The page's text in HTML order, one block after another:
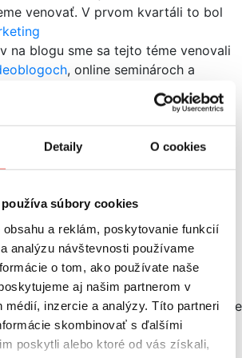
Detaily O cookies
súbory cookies
obsahu a reklám, poskytovanie funkcií
analýzu návštevnosti používame
o tom, ako používate naše
aj našim partnerom v
médií, inzercie a analýzy. Títo partneri
skombinovať s ďalšími
poskytli alebo ktoré od vás získali,
venovať. V prvom kvartáli to bol
na blogu sme sa tejto téme venovali
, online seminároch a
prednášali aj na viacerých
a školeniach
mal aj ebook, v ktorom sme zhrnuli
uzavreli tak celý kvartál. Stiahlo si
ako písať články:
na komplexné články, ktoré idú
nadväzujú na seba
osobnejšie, dávame do nich
chceme v čitateľoch vyvolávať emócie
samostatne, ale sú
aby získali hlbší kontext